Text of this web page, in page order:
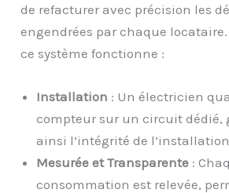
de refacturer avec précision les
engendrées par chaque
ce système fonctionne :
Installation : Un électricien
compteur sur un circuit dédié,
ainsi l’intégrité de
Mesurée et Transparente :
consommation est relevée,